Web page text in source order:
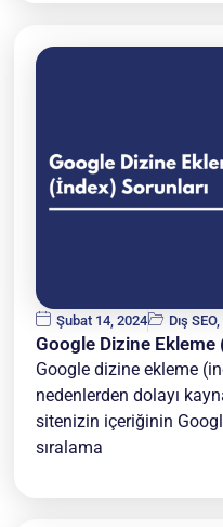
Şubat 14, 2024 Dış SEO,
Google Dizine Ekleme
Google dizine ekleme
nedenlerden dolayı
sitenizin içeriğinin
sıralama